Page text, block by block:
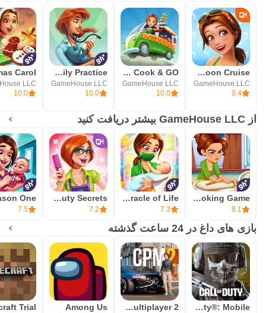
Delicious - Honeymoon Cruise
GameHouse LLC
9.4
Delicious - Emily's Cook & GO
GameHouse LLC
10.0
Dr. Cares - Family Practice
GameHouse LLC
10.0
LLC
10.0
از GameHouse LLC بیشتر دریافت کنید
Delicious World - Cooking Game
8.1
Delicious - Miracle of Life
7.3
Sally's Salon - Beauty Secrets
7.2
7.5
بازی های داغ در 24 ساعت گذشته
Call of Duty®: Mobile
Car Parking Multiplayer 2
Among Us
Trial